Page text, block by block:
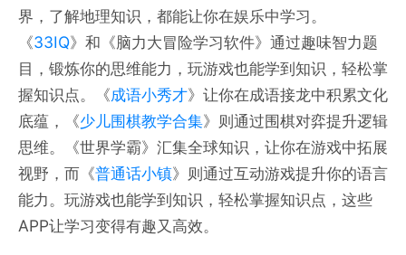
界，了解地理知识，都能让你在娱乐中学习。
《33IQ》和《脑力大冒险学习软件》通过趣味智力题
目，锻炼你的思维能力，玩游戏也能学到知识，轻松掌
握知识点。《成语小秀才》让你在成语接龙中积累文化
底蕴，《少儿围棋教学合集》则通过围棋对弈提升逻辑
思维。《世界学霸》汇集全球知识，让你在游戏中拓展
视野，而《普通话小镇》则通过互动游戏提升你的语言
能力。玩游戏也能学到知识，轻松掌握知识点，这些
APP让学习变得有趣又高效。